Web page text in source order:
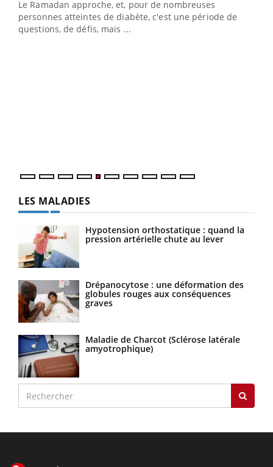
Le Ramadan approche, et, pour de nombreuses
personnes atteintes de diabète, c'est une période de
questions, de défis, mais ...
LES MALADIES
Hypotension orthostatique : quand la
pression artérielle chute au lever
Drépanocytose : une déformation des
globules rouges aux conséquences
graves
Maladie de Charcot (Sclérose latérale
amyotrophique)